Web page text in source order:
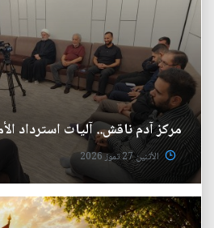
مركز آدم ناقش.. آليات استرداد
الأثنين 27 تموز 2026